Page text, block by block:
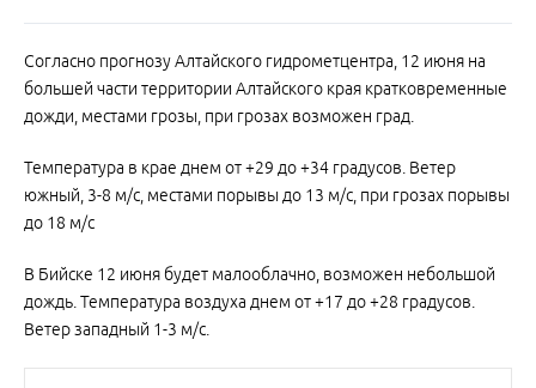
Согласно прогнозу Алтайского гидрометцентра, 12 июня на
большей части территории Алтайского края кратковременные
дожди, местами грозы, при грозах возможен град.
Температура в крае днем от +29 до +34 градусов. Ветер
южный, 3-8 м/с, местами порывы до 13 м/с, при грозах порывы
до 18 м/с
В Бийске 12 июня будет малооблачно, возможен небольшой
дождь. Температура воздуха днем от +17 до +28 градусов.
Ветер западный 1-3 м/с.